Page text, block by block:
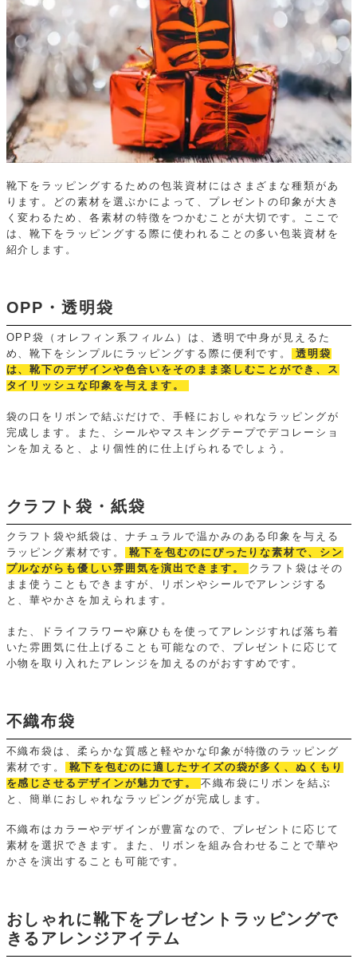
靴下をラッピングするための包装資材にはさまざまな種類があ
ります。どの素材を選ぶかによって、プレゼントの印象が大き
く変わるため、各素材の特徴をつかむことが大切です。ここで
は、靴下をラッピングする際に使われることの多い包装資材を
紹介します。
OPP・透明袋
OPP袋（オレフィン系フィルム）は、透明で中身が見えるた
め、靴下をシンプルにラッピングする際に便利です。
透明袋
は、靴下のデザインや色合いをそのまま楽しむことができ、ス
タイリッシュな印象を与えます。
袋の口をリボンで結ぶだけで、手軽におしゃれなラッピングが
完成します。また、シールやマスキングテープでデコレーショ
ンを加えると、より個性的に仕上げられるでしょう。
クラフト袋・紙袋
クラフト袋や紙袋は、ナチュラルで温かみのある印象を与える
ラッピング素材です。
靴下を包むのにぴったりな素材で、シン
プルながらも優しい雰囲気を演出できます。
クラフト袋はその
まま使うこともできますが、リボンやシールでアレンジする
と、華やかさを加えられます。
また、ドライフラワーや麻ひもを使ってアレンジすれば落ち着
いた雰囲気に仕上げることも可能なので、プレゼントに応じて
小物を取り入れたアレンジを加えるのがおすすめです。
不織布袋
不織布袋は、柔らかな質感と軽やかな印象が特徴のラッピング
素材です。
靴下を包むのに適したサイズの袋が多く、ぬくもり
を感じさせるデザインが魅力です。
不織布袋にリボンを結ぶ
と、簡単におしゃれなラッピングが完成します。
不織布はカラーやデザインが豊富なので、プレゼントに応じて
素材を選択できます。また、リボンを組み合わせることで華や
かさを演出することも可能です。
おしゃれに靴下をプレゼントラッピングで
きるアレンジアイテム